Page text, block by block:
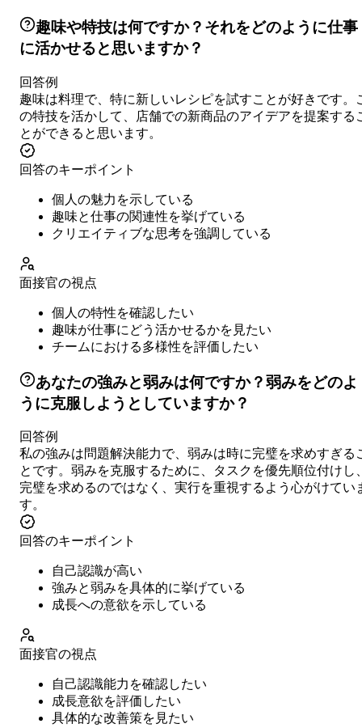
趣味や特技は何ですか？それをどのように仕事
に活かせると思いますか？
回答例
趣味は料理で、特に新しいレシピを試すことが好きです。
の特技を活かして、店舗での新商品のアイデアを提案する
とができると思います。
回答のキーポイント
個人の魅力を示している
趣味と仕事の関連性を挙げている
クリエイティブな思考を強調している
面接官の視点
個人の特性を確認したい
趣味が仕事にどう活かせるかを見たい
チームにおける多様性を評価したい
あなたの強みと弱みは何ですか？弱みをどのよ
うに克服しようとしていますか？
回答例
私の強みは問題解決能力で、弱みは時に完璧を求めすぎる
とです。弱みを克服するために、タスクを優先順位付けし
完璧を求めるのではなく、実行を重視するよう心がけてい
す。
回答のキーポイント
自己認識が高い
強みと弱みを具体的に挙げている
成長への意欲を示している
面接官の視点
自己認識能力を確認したい
成長意欲を評価したい
具体的な改善策を見たい